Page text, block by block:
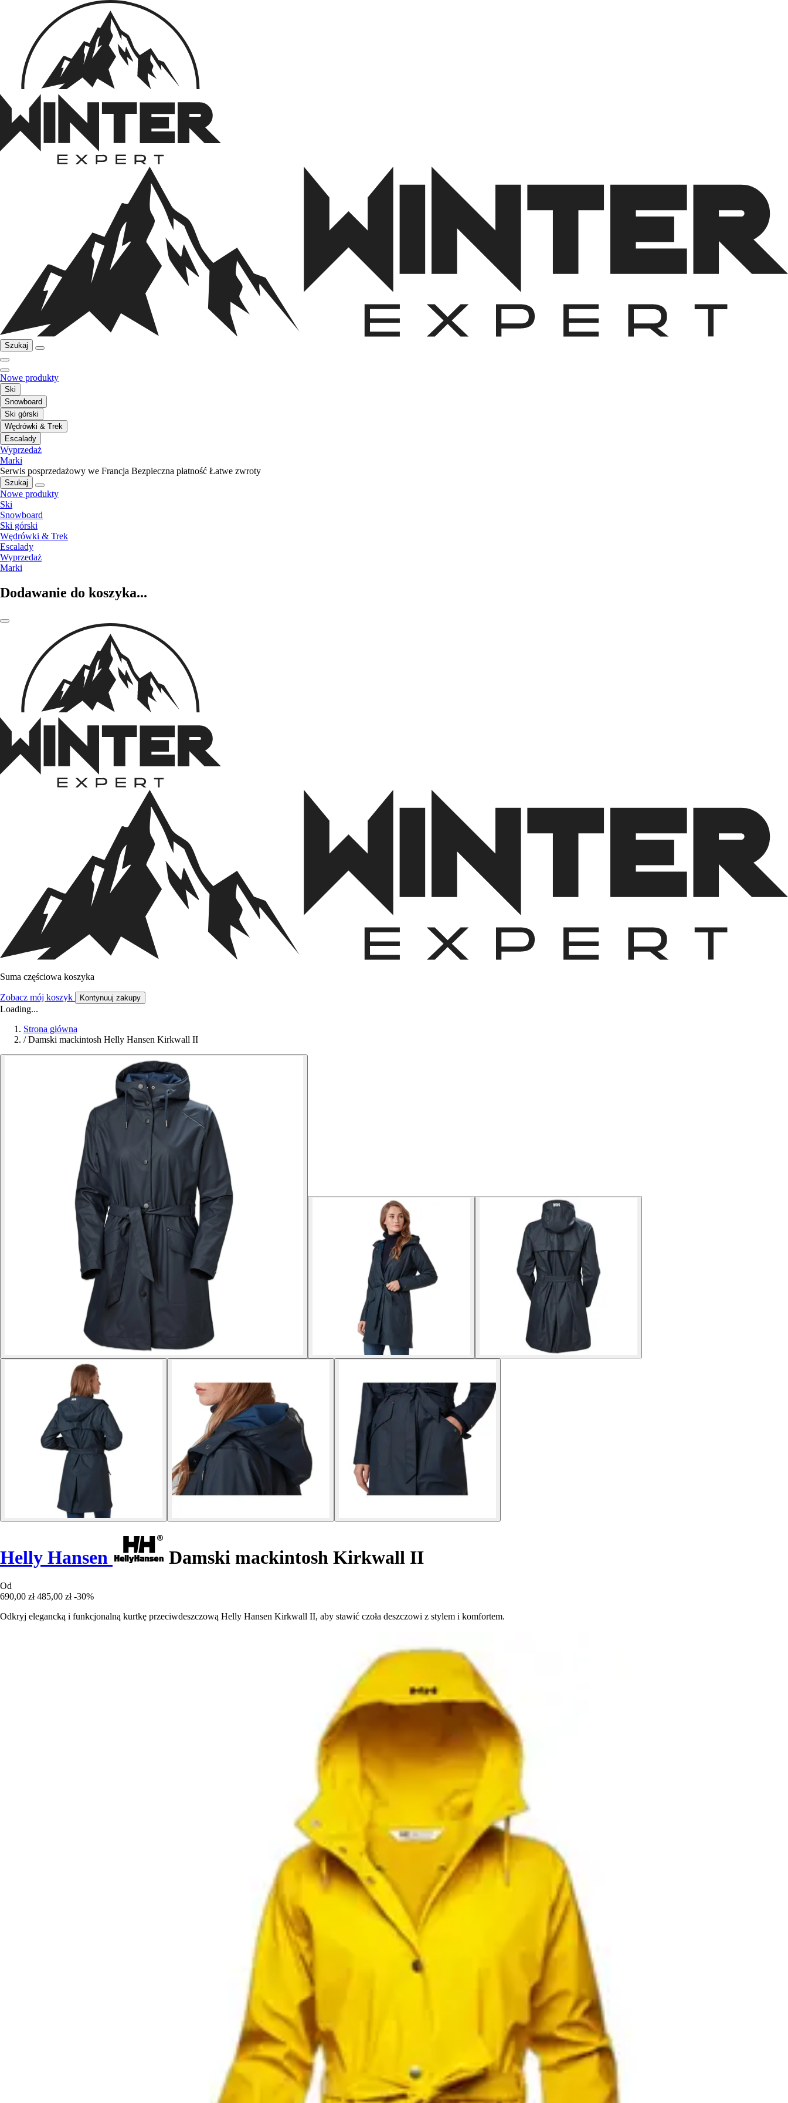
Szukaj
Nowe produkty
Ski
Snowboard
Ski górski
Wędrówki & Trek
Escalady
Wyprzedaż
Marki
Serwis posprzedażowy we Francja Bezpieczna płatność Łatwe zwroty
Szukaj
Nowe produkty
Ski
Snowboard
Ski górski
Wędrówki & Trek
Escalady
Wyprzedaż
Marki
Dodawanie do koszyka...
Suma częściowa koszyka
Zobacz mój koszyk Kontynuuj zakupy
Loading...
Strona główna
/ Damski mackintosh Helly Hansen Kirkwall II
Helly Hansen Damski mackintosh Kirkwall II
Od
690,00 zł 485,00 zł -30%
Odkryj elegancką i funkcjonalną kurtkę przeciwdeszczową Helly Hansen Kirkwall II, aby stawić czoła deszczowi z stylem i komfortem.